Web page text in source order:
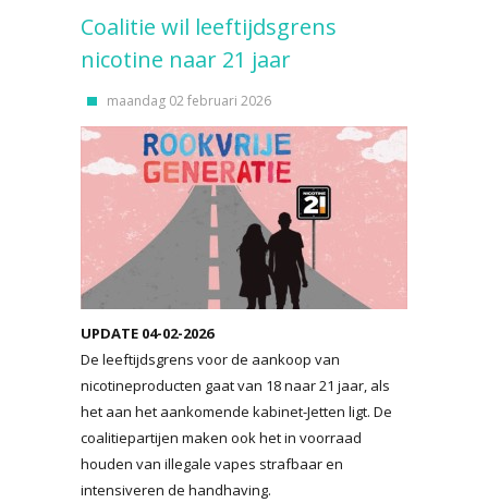
Coalitie wil leeftijdsgrens
nicotine naar 21 jaar
maandag 02 februari 2026
UPDATE 04-02-2026
De leeftijdsgrens voor de aankoop van
nicotineproducten gaat van 18 naar 21 jaar, als
het aan het aankomende kabinet-Jetten ligt. De
coalitiepartijen maken ook het in voorraad
houden van illegale vapes strafbaar en
intensiveren de handhaving.